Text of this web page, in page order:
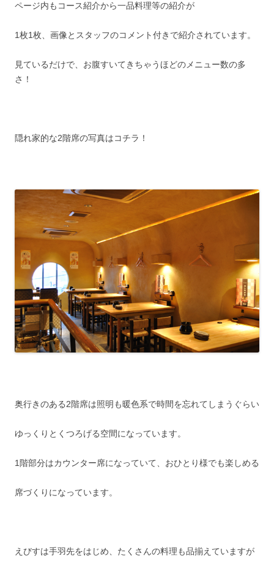
ページ内もコース紹介から一品料理等の紹介が
1枚1枚、画像とスタッフのコメント付きで紹介されています。
見ているだけで、お腹すいてきちゃうほどのメニュー数の多
さ！
隠れ家的な2階席の写真はコチラ！
奥行きのある2階席は照明も暖色系で時間を忘れてしまうぐらい
ゆっくりとくつろげる空間になっています。
1階部分はカウンター席になっていて、おひとり様でも楽しめる
席づくりになっています。
えびすは手羽先をはじめ、たくさんの料理も品揃えていますが